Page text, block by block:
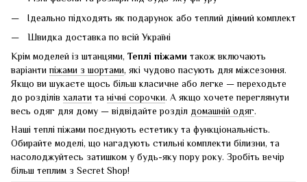
Ідеально підходять як подарунок або теплий дімний комплект
Швидка доставка по всій Україні
Крім моделей із штанцями, Теплі піжами також включають
варіантипіжами з шортами, які чудово пасують для міжсезоння.
Якщо ви шукаєте щось більш класичне або легке — переходьте
до розділів халати танічні сорочки. А якщо хочете переглянути
весь одяг для дому — відвідайте розділ домашній одяг.
Наші теплі піжами поєднують естетику та функціональність.
Обирайте моделі, що нагадують стильні комплекти білизни, та
насолоджуйтесь затишком у будь-яку пору року. Зробіть вечір
більш теплим з Secret Shop!